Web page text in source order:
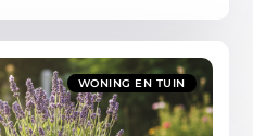
WONING EN TUIN